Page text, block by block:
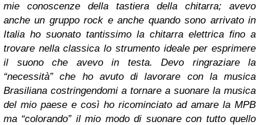
mie conoscenze della tastiera della chitarra; avevo
anche un gruppo rock e anche quando sono arrivato in
Italia ho suonato tantissimo la chitarra elettrica fino a
trovare nella classica lo strumento ideale per esprimere
il suono che avevo in testa. Devo ringraziare la
“necessità” che ho avuto di lavorare con la musica
Brasiliana costringendomi a tornare a suonare la musica
del mio paese e così ho ricominciato ad amare la MPB
ma “colorando” il mio modo di suonare con tutto quello